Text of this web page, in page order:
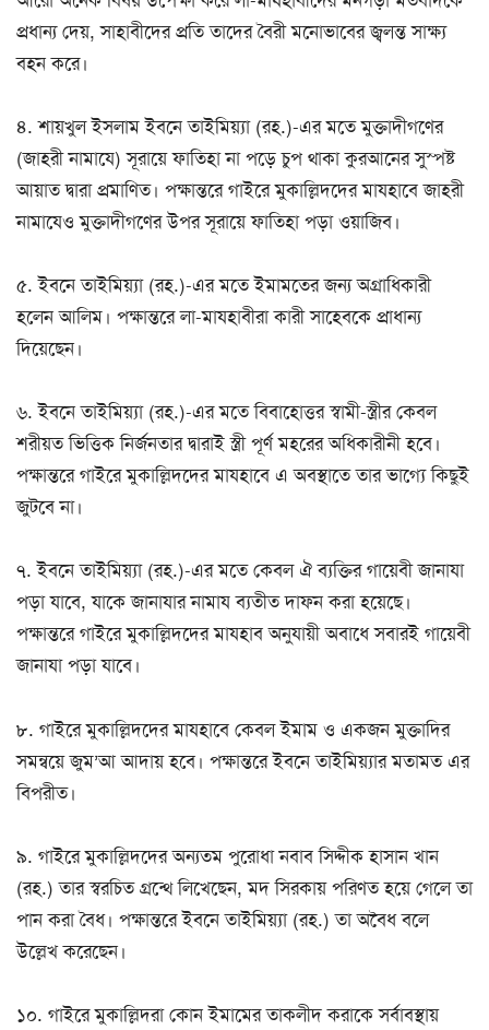
প্রধান্য দেয়, সাহাবীদের প্রতি তাদের বৈরী মনোভাবের জ্বলন্ত সাক্ষ্য
বহন করে।
৪. শায়খুল ইসলাম ইবনে তাইমিয়্যা (রহ.)-এর মতে মুক্তাদীগণের
(জাহরী নামাযে) সূরায়ে ফাতিহা না পড়ে চুপ থাকা কুরআনের সুস্পষ্ট
আয়াত দ্বারা প্রমাণিত। পক্ষান্তরে গাইরে মুকাল্লিদদের মাযহাবে জাহরী
নামাযেও মুক্তাদীগণের উপর সূরায়ে ফাতিহা পড়া ওয়াজিব।
৫. ইবনে তাইমিয়্যা (রহ.)-এর মতে ইমামতের জন্য অগ্রাধিকারী
হলেন আলিম। পক্ষান্তরে লা-মাযহাবীরা কারী সাহেবকে প্রাধান্য
দিয়েছেন।
৬. ইবনে তাইমিয়্যা (রহ.)-এর মতে বিবাহোত্তর স্বামী-স্ত্রীর কেবল
শরীয়ত ভিত্তিক নির্জনতার দ্বারাই স্ত্রী পূর্ণ মহরের অধিকারীনী হবে।
পক্ষান্তরে গাইরে মুকাল্লিদদের মাযহাবে এ অবস্থাতে তার ভাগ্যে কিছুই
জুটবে না।
৭. ইবনে তাইমিয়্যা (রহ.)-এর মতে কেবল ঐ ব্যক্তির গায়েবী জানাযা
পড়া যাবে, যাকে জানাযার নামায ব্যতীত দাফন করা হয়েছে।
পক্ষান্তরে গাইরে মুকাল্লিদদের মাযহাব অনুযায়ী অবাধে সবারই গায়েবী
জানাযা পড়া যাবে।
৮. গাইরে মুকাল্লিদদের মাযহাবে কেবল ইমাম ও একজন মুক্তাদির
সমন্বয়ে জুম’আ আদায় হবে। পক্ষান্তরে ইবনে তাইমিয়্যার মতামত এর
বিপরীত।
৯. গাইরে মুকাল্লিদদের অন্যতম পুরোধা নবাব সিদ্দীক হাসান খান
(রহ.) তার স্বরচিত গ্রন্থে লিখেছেন, মদ সিরকায় পরিণত হয়ে গেলে তা
পান করা বৈধ। পক্ষান্তরে ইবনে তাইমিয়্যা (রহ.) তা অবৈধ বলে
উল্লেখ করেছেন।
১০. গাইরে মুকাল্লিদরা কোন ইমামের তাকলীদ করাকে সর্বাবস্থায়